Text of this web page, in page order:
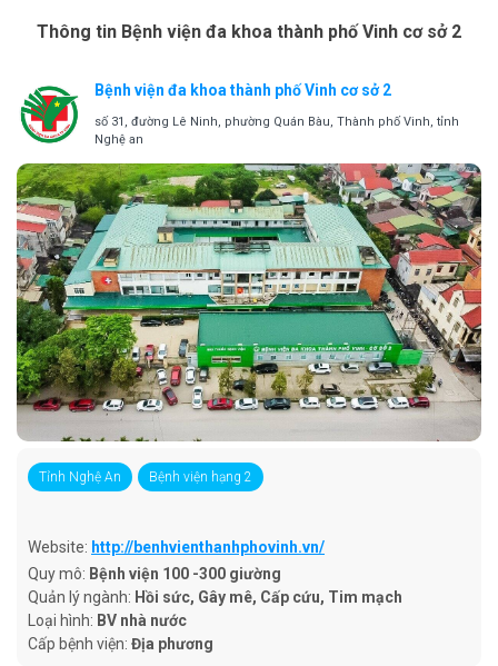
Thông tin Bệnh viện đa khoa thành phố Vinh cơ sở 2
Bệnh viện đa khoa thành phố Vinh cơ sở 2
số 31, đường Lê Ninh, phường Quán Bàu, Thành phố Vinh, tỉnh
Nghệ an
Tỉnh Nghệ An Bệnh viện hạng 2
Website: http://benhvienthanhphovinh.vn/
Quy mô: Bệnh viện 100 -300 giường
Quản lý ngành: Hồi sức, Gây mê, Cấp cứu, Tim mạch
Loại hình: BV nhà nước
Cấp bệnh viện: Địa phương